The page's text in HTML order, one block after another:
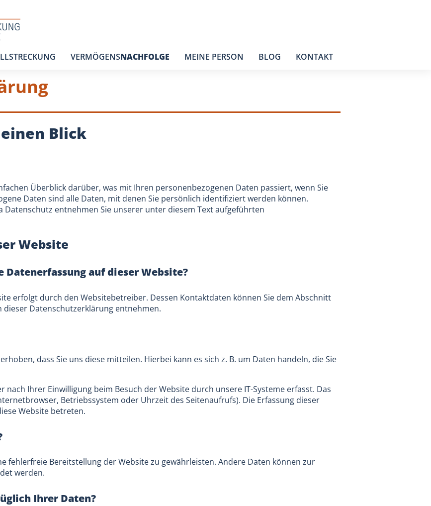
VERMÖGENSNACHFOLGE MEINE PERSON BLOG KONTAKT
Blick
Überblick darüber, was mit Ihren personenbezogenen Daten passiert, wenn Sie
Daten sind alle Daten, mit denen Sie persönlich identifiziert werden können.
entnehmen Sie unserer unter diesem Text aufgeführten
Website
auf dieser Website?
erfolgt durch den Websitebetreiber. Dessen Kontaktdaten können Sie dem Abschnitt
dieser Datenschutzerklärung entnehmen.
dass Sie uns diese mitteilen. Hierbei kann es sich z. B. um Daten handeln, die Sie
Ihrer Einwilligung beim Besuch der Website durch unsere IT-Systeme erfasst. Das
Betriebssystem oder Uhrzeit des Seitenaufrufs). Die Erfassung dieser
Website betreten.
fehlerfreie Bereitstellung der Website zu gewährleisten. Andere Daten können zur
werden.
Ihrer Daten?